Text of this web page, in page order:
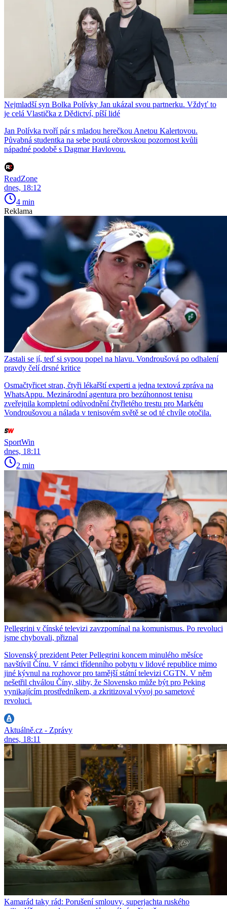
Nejmladší syn Bolka Polívky Jan ukázal svou partnerku. Vždyť to
je celá Vlastička z Dědictví, píší lidé
Jan Polívka tvoří pár s mladou herečkou Anetou Kalertovou.
Půvabná studentka na sebe poutá obrovskou pozornost kvůli
nápadné podobě s Dagmar Havlovou.
ReadZone
dnes, 18:12
4 min
Reklama
Zastali se jí, teď si sypou popel na hlavu. Vondroušová po odhalení
pravdy čelí drsné kritice
Osmačtyřicet stran, čtyři lékařští experti a jedna textová zpráva na
WhatsAppu. Mezinárodní agentura pro bezúhonnost tenisu
zveřejnila kompletní odůvodnění čtyřletého trestu pro Markétu
Vondroušovou a nálada v tenisovém světě se od té chvíle otočila.
SportWin
dnes, 18:11
2 min
Pellegrini v čínské televizi zavzpomínal na komunismus. Po revoluci
jsme chybovali, přiznal
Slovenský prezident Peter Pellegrini koncem minulého měsíce
navštívil Čínu. V rámci třídenního pobytu v lidové republice mimo
jiné kývnul na rozhovor pro tamější státní televizi CGTN. V něm
nešetřil chválou Číny, sliby, že Slovensko může být pro Peking
vynikajícím prostředníkem, a zkritizoval vývoj po sametové
revoluci.
Aktuálně.cz - Zprávy
dnes, 18:11
Kamarád taky rád: Porušení smlouvy, superjachta ruského